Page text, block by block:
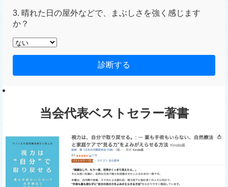
3. 晴れた日の屋外などで、まぶしさを強く感じます
か？
診断する
当会代表ベストセラー著書